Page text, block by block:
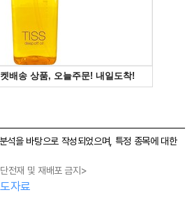
석을 바탕으로 작성되었으며, 특정 종목에 대한
재 및 재배포 금지>
자료